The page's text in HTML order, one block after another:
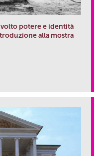
potere e identità
alla mostra